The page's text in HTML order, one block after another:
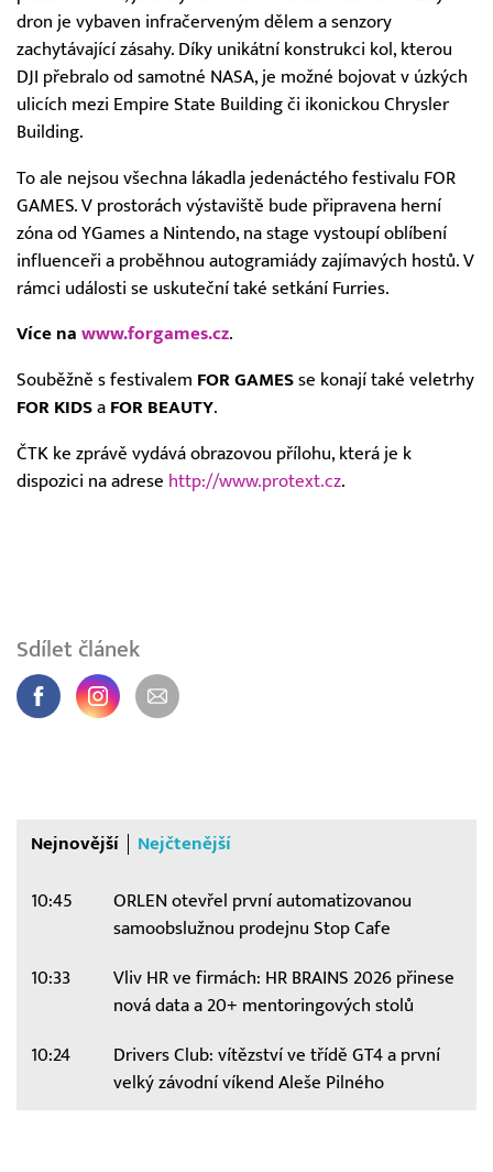
dron je vybaven infračerveným dělem a senzory
zachytávající zásahy. Díky unikátní konstrukci kol, kterou
DJI přebralo od samotné NASA, je možné bojovat v úzkých
ulicích mezi Empire State Building či ikonickou Chrysler
Building.
To ale nejsou všechna lákadla jedenáctého festivalu FOR
GAMES. V prostorách výstaviště bude připravena herní
zóna od YGames a Nintendo, na stage vystoupí oblíbení
influenceři a proběhnou autogramiády zajímavých hostů. V
rámci události se uskuteční také setkání Furries.
Více na www.forgames.cz.
Souběžně s festivalem FOR GAMES se konají také veletrhy
FOR KIDS a FOR BEAUTY.
ČTK ke zprávě vydává obrazovou přílohu, která je k
dispozici na adrese http://www.protext.cz.
Sdílet článek
Nejnovější Nejčtenější
10:45
ORLEN otevřel první automatizovanou
samoobslužnou prodejnu Stop Cafe
10:33
Vliv HR ve firmách: HR BRAINS 2026 přinese
nová data a 20+ mentoringových stolů
10:24
Drivers Club: vítězství ve třídě GT4 a první
velký závodní víkend Aleše Pilného